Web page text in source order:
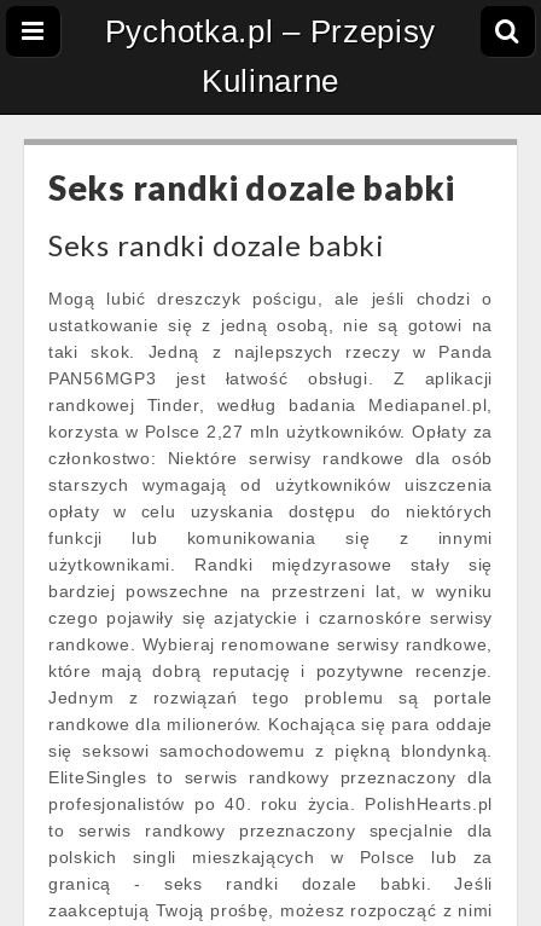
Pychotka.pl – Przepisy
Kulinarne
Seks randki dozale babki
Seks randki dozale babki
Mogą lubić dreszczyk pościgu, ale jeśli chodzi o
ustatkowanie się z jedną osobą, nie są gotowi na
taki skok. Jedną z najlepszych rzeczy w Panda
PAN56MGP3 jest łatwość obsługi. Z aplikacji
randkowej Tinder, według badania Mediapanel.pl,
korzysta w Polsce 2,27 mln użytkowników. Opłaty za
członkostwo: Niektóre serwisy randkowe dla osób
starszych wymagają od użytkowników uiszczenia
opłaty w celu uzyskania dostępu do niektórych
funkcji lub komunikowania się z innymi
użytkownikami. Randki międzyrasowe stały się
bardziej powszechne na przestrzeni lat, w wyniku
czego pojawiły się azjatyckie i czarnoskóre serwisy
randkowe. Wybieraj renomowane serwisy randkowe,
które mają dobrą reputację i pozytywne recenzje.
Jednym z rozwiązań tego problemu są portale
randkowe dla milionerów. Kochająca się para oddaje
się seksowi samochodowemu z piękną blondynką.
EliteSingles to serwis randkowy przeznaczony dla
profesjonalistów po 40. roku życia. PolishHearts.pl
to serwis randkowy przeznaczony specjalnie dla
polskich singli mieszkających w Polsce lub za
granicą - seks randki dozale babki. Jeśli
zaakceptują Twoją prośbę, możesz rozpocząć z nimi